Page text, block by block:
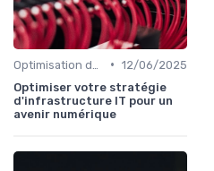
• 12/06/2025
Optimiser votre stratégie
d'infrastructure IT pour un
avenir numérique